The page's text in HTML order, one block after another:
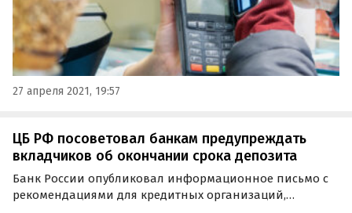
27 апреля 2021, 19:57
ЦБ РФ посоветовал банкам предупреждать
вкладчиков об окончании срока депозита
Банк России опубликовал информационное письмо с
рекомендациями для кредитных организаций,